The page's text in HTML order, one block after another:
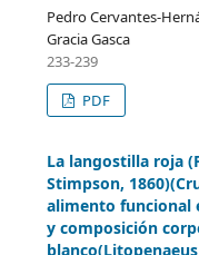
Pedro Cervantes-
Gracia Gasca
233-239
PDF
La langostilla roja
Stimpson,
alimento funcional
y composición